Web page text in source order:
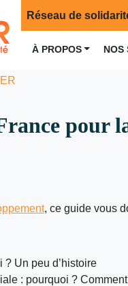
Réseau de
À PROPOS NOS
pour
, ce guide vous
? Un peu d’histoire
: pourquoi ?